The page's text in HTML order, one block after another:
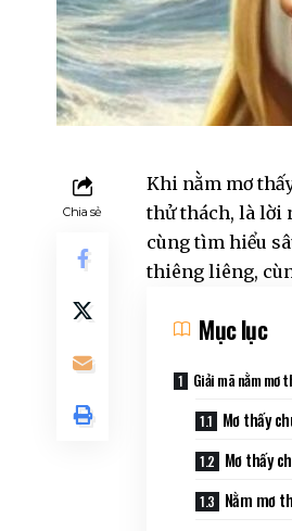
Chia sẻ
Khi nằm mơ
thử thách, là lời
cùng tìm hiểu
thiêng liêng,
Mục lục
Giải mã nằm mơ
Mơ thấy
Mơ thấy
Nằm mơ